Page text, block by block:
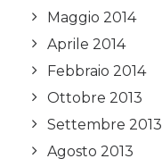
Maggio 2014
Aprile 2014
Febbraio 2014
Ottobre 2013
Settembre 2013
Agosto 2013